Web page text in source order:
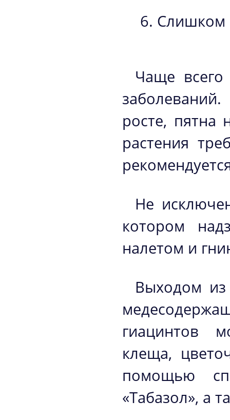
Слишком
Чаще всего
росте, пятна
растения
Не
котором
налетом и
Выходом из
гиацинтов
клеща,
помощью
«Табазол», а